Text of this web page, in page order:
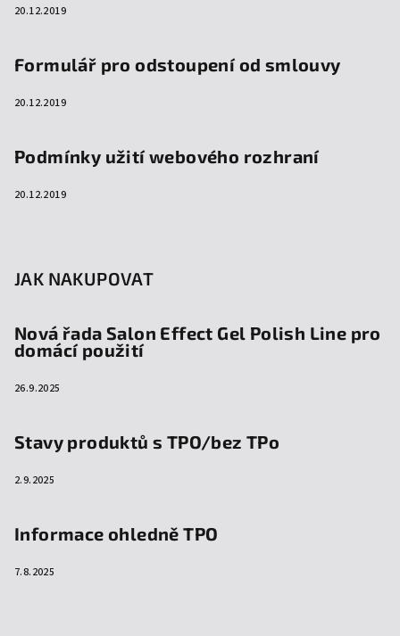
20.12.2019
Formulář pro odstoupení od smlouvy
20.12.2019
Podmínky užití webového rozhraní
20.12.2019
JAK NAKUPOVAT
Nová řada Salon Effect Gel Polish Line pro
domácí použití
26.9.2025
Stavy produktů s TPO/bez TPo
2.9.2025
Informace ohledně TPO
7.8.2025